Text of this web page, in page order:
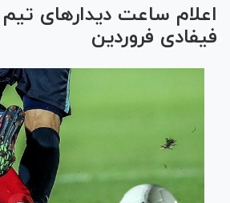
اعلام ساعت دیدار‌های تیم
فیفادی فروردین